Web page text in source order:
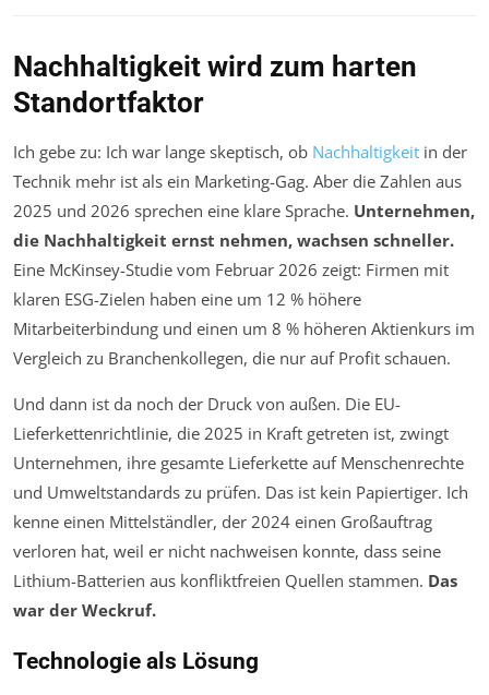
Nachhaltigkeit wird zum harten
Standortfaktor
Ich gebe zu: Ich war lange skeptisch, ob Nachhaltigkeit in der
Technik mehr ist als ein Marketing-Gag. Aber die Zahlen aus
2025 und 2026 sprechen eine klare Sprache. Unternehmen,
die Nachhaltigkeit ernst nehmen, wachsen schneller.
Eine McKinsey-Studie vom Februar 2026 zeigt: Firmen mit
klaren ESG-Zielen haben eine um 12 % höhere
Mitarbeiterbindung und einen um 8 % höheren Aktienkurs im
Vergleich zu Branchenkollegen, die nur auf Profit schauen.
Und dann ist da noch der Druck von außen. Die EU-
Lieferkettenrichtlinie, die 2025 in Kraft getreten ist, zwingt
Unternehmen, ihre gesamte Lieferkette auf Menschenrechte
und Umweltstandards zu prüfen. Das ist kein Papiertiger. Ich
kenne einen Mittelständler, der 2024 einen Großauftrag
verloren hat, weil er nicht nachweisen konnte, dass seine
Lithium-Batterien aus konfliktfreien Quellen stammen. Das
war der Weckruf.
Technologie als Lösung